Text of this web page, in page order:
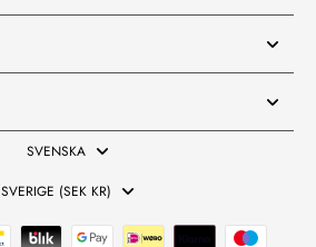
SVENSKA
SVERIGE (SEK KR)